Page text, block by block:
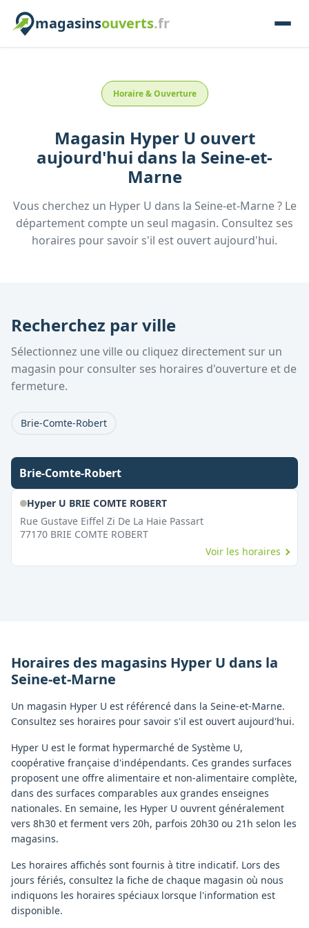
magasinsouverts.fr
Horaire & Ouverture
Magasin Hyper U ouvert
aujourd'hui dans la Seine-et-
Marne
Vous cherchez un Hyper U dans la Seine-et-Marne? Le
département compte un seul magasin. Consultez ses
horaires pour savoir s'il est ouvert aujourd'hui.
Recherchez par ville
Sélectionnez une ville ou cliquez directement sur un
magasin pour consulter ses horaires d'ouverture et de
fermeture.
Brie-Comte-Robert
Brie-Comte-Robert
Hyper U BRIE COMTE ROBERT
Rue Gustave Eiffel Zi De La Haie Passart
77170 BRIE COMTE ROBERT
Voir les horaires
Horaires des magasins Hyper U dans la
Seine-et-Marne
Un magasin Hyper U est référencé dans la Seine-et-Marne.
Consultez ses horaires pour savoir s'il est ouvert aujourd'hui.
Hyper U est le format hypermarché de Système U,
coopérative française d'indépendants. Ces grandes surfaces
proposent une offre alimentaire et non-alimentaire complète,
dans des surfaces comparables aux grandes enseignes
nationales. En semaine, les Hyper U ouvrent généralement
vers 8h30 et ferment vers 20h, parfois 20h30 ou 21h selon les
magasins.
Les horaires affichés sont fournis à titre indicatif. Lors des
jours fériés, consultez la fiche de chaque magasin où nous
indiquons les horaires spéciaux lorsque l'information est
disponible.